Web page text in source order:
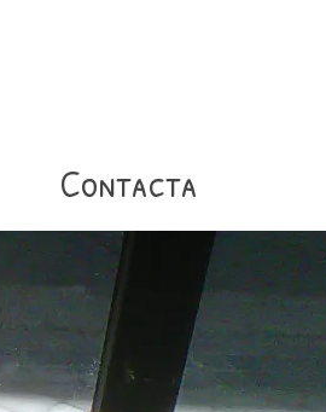
Contacta